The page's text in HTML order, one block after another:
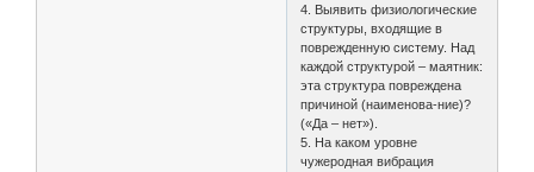
4. Выявить физиологические
структуры, входящие в
поврежденную систему. Над
каждой структурой – маятник:
эта структура повреждена
причиной (наименова-ние)?
(«Да – нет»).
5. На каком уровне
чужеродная вибрация